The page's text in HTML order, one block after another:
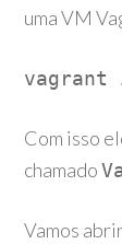
uma VM
Com isso
chamado
Vamos